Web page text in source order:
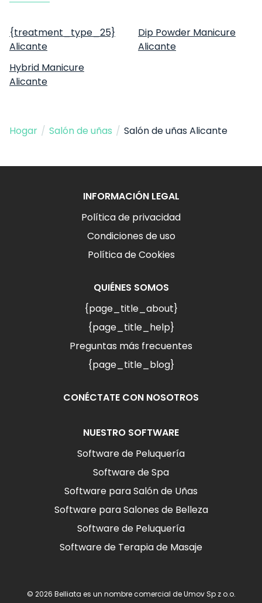
{treatment_type_25}
Alicante
Dip Powder Manicure
Alicante
Hybrid Manicure
Alicante
Hogar / Salón de uñas / Salón de uñas Alicante
INFORMACIÓN LEGAL
Política de privacidad
Condiciones de uso
Política de Cookies
QUIÉNES SOMOS
{page_title_about}
{page_title_help}
Preguntas más frecuentes
{page_title_blog}
CONÉCTATE CON NOSOTROS
NUESTRO SOFTWARE
Software de Peluquería
Software de Spa
Software para Salón de Uñas
Software para Salones de Belleza
Software de Peluquería
Software de Terapia de Masaje
© 2026 Belliata es un nombre comercial de Umov Sp z o.o.